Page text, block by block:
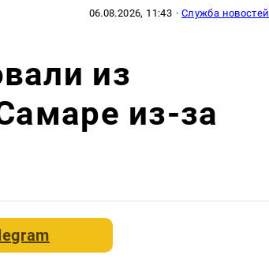
06.08.2026, 11:43 · Служба новостей
из
из-за